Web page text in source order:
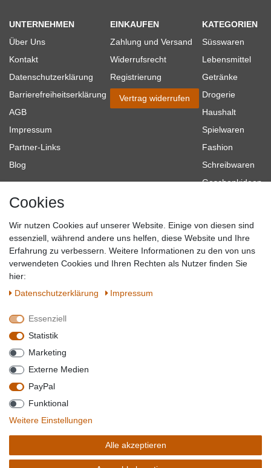
UNTERNEHMEN
Über Uns
Kontakt
Datenschutzerklärung
Barrierefreiheitserklärung
AGB
Impressum
Partner-Links
Blog
EINKAUFEN
Zahlung und Versand
Widerrufsrecht
Registrierung
Vertrag widerrufen
KATEGORIEN
Süsswaren
Lebensmittel
Getränke
Drogerie
Haushalt
Spielwaren
Fashion
Schreibwaren
Geschenkideen
Topmarken
SICHER EINKAUFEN
QUALITÄT
WIR AKZEPTIEREN
*Alle Preise verstehen sich inkl. MwSt. zzgl. Versandkosten. **Gilt für Lieferungen
innerhalb deutschlands, Lieferzeiten für andere Länder entnehmen Sie bitte der
Schaltfäche mit denVersandinformationen. *** Bei den ausgewiesenen Versandkosten
handelt es sich um die StandardVersandkostenfür Deutschland, diese ändern sich je
nach Auswahl Ihres Lieferlandes.
Cookies
Wir nutzen Cookies auf unserer Website. Einige von diesen sind
essenziell, während andere uns helfen, diese Website und Ihre
Erfahrung zu verbessern. Weitere Informationen zu den von uns
verwendeten Cookies und Ihren Rechten als Nutzer finden Sie
hier:
Daten­schutz­erklärung
Impressum
Essenziell
Statistik
Marketing
Externe Medien
PayPal
Funktional
Weitere Einstellungen
Alle akzeptieren